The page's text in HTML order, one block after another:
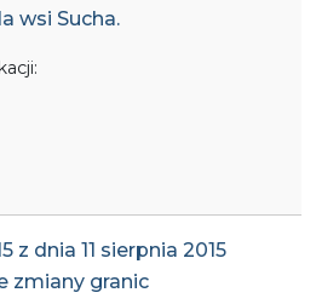
wsi Sucha.
z dnia 11 sierpnia 2015
zmiany granic